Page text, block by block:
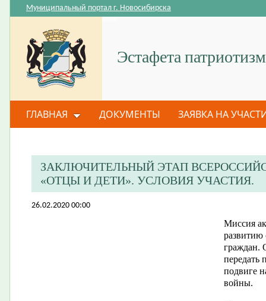
Эстафета
Муниципальный портал г. Новосибирска
ГЛАВНАЯ ДОКУМЕНТЫ ЗАЯВКА НА
ЗАКЛЮЧИТЕЛЬНЫЙ ЭТАП
«ОТЦЫ И ДЕТИ». УСЛОВИЯ УЧАСТИЯ.
26.02.2020 00:00
Миссия
развитию
граждан.
передать
подвиге
войны.